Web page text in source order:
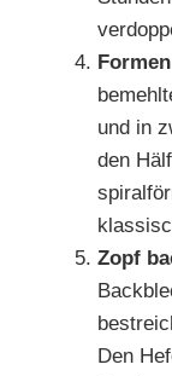
und in
den
Zopf
Den